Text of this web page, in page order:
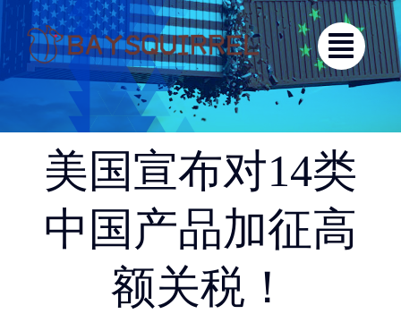
跳
内
容
美国宣布对14类
中国产品加征高
额关税！